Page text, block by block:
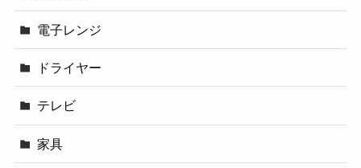
電子レンジ
ドライヤー
テレビ
家具